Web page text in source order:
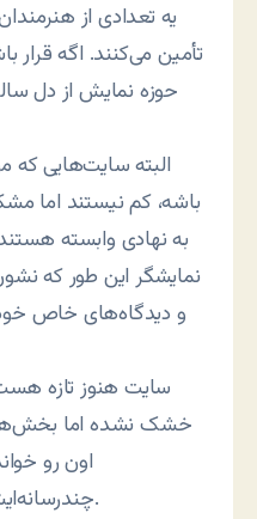
یه تعدادی از
تأمین می‌کنند. اگه قرار
حوزه نمایش از دل
البته سایت‌هایی که
باشه، کم نیستند اما
به نهادی وابسته
نمایشگر این طور که
و دیدگاه‌های خاص
سایت هنوز تازه
خشک نشده اما
اون رو
چندرسانه‌ایش که آلبوم‌های تصاویر تئاتره.